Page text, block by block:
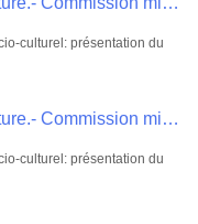
culturel: présentation du
Ville de Quimper, direction de la culture.- Commission mixte secteur socio-culturel , 1185W/188
culturel: présentation du